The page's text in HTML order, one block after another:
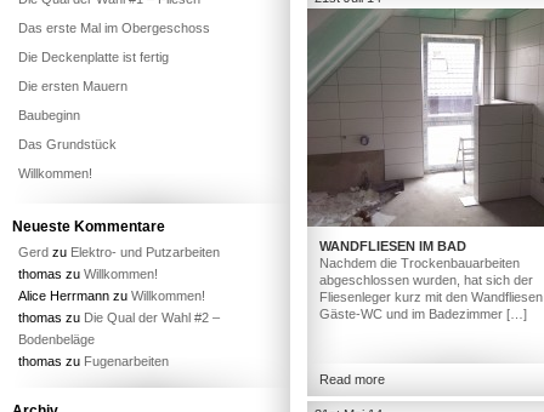
WANDFLIESEN IM BAD
Nachdem die Trockenbauarbeiten
abgeschlossen wurden, hat sich der
Fliesenleger kurz mit den
Gäste-WC und im Badezimmer […]
Read more
Das erste Mal im Obergeschoss
Die Deckenplatte ist fertig
Die ersten Mauern
Baubeginn
Das Grundstück
Willkommen!
Neueste Kommentare
Gerd zu Elektro- und Putzarbeiten
thomas zu Willkommen!
Alice Herrmann zu Willkommen!
thomas zu Die Qual der Wahl #2 –
Bodenbeläge
thomas zu Fugenarbeiten